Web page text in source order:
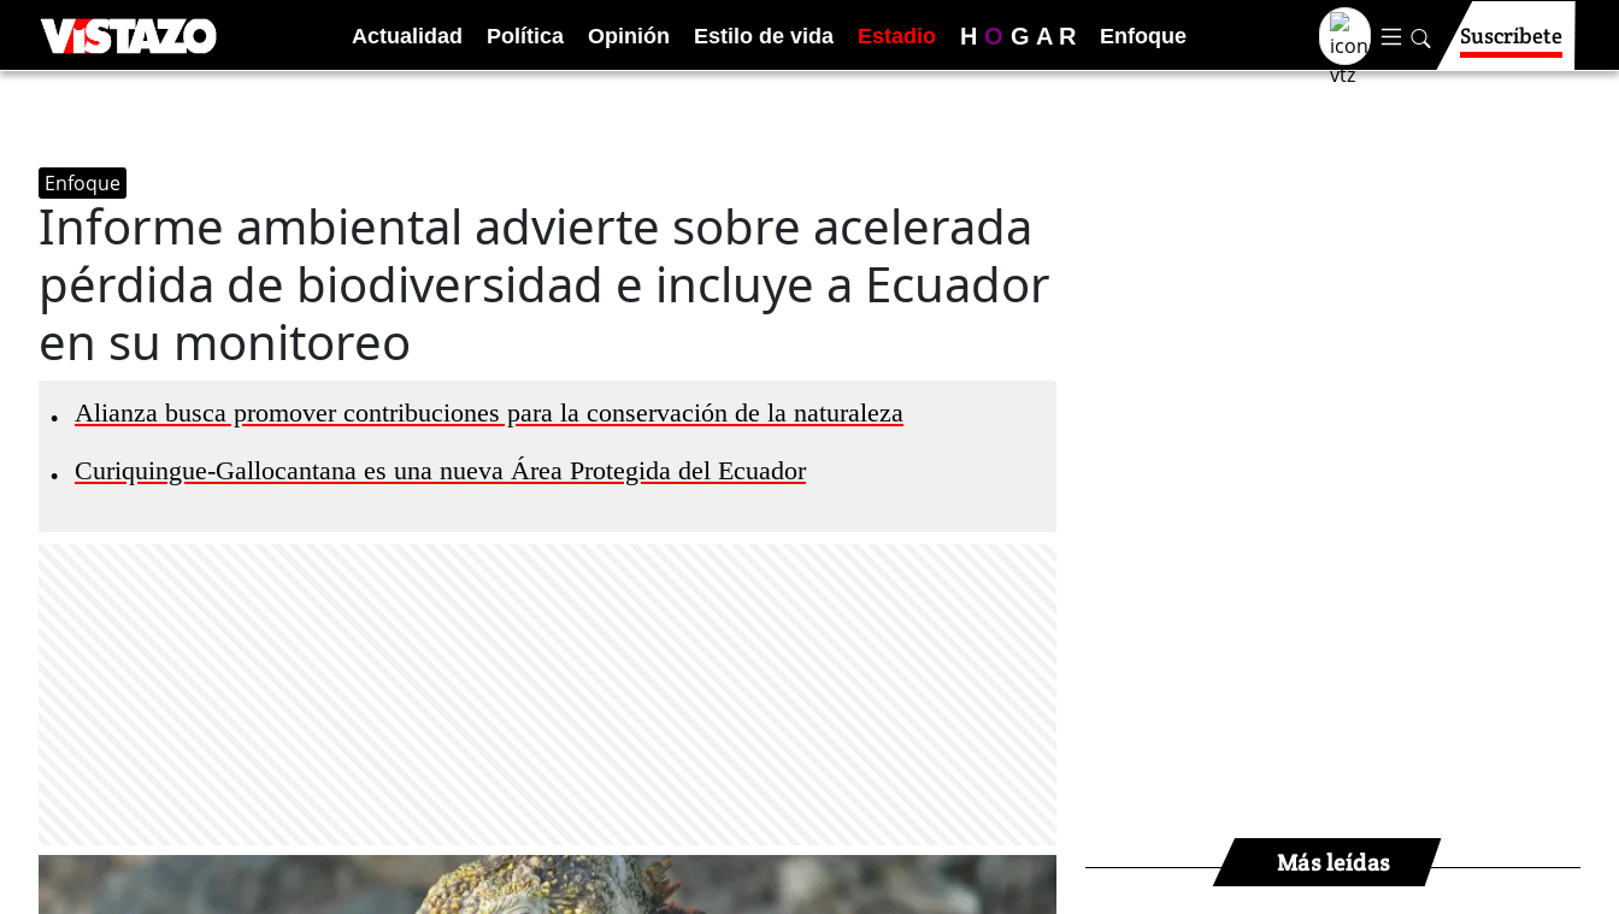
Actualidad Política Opinión Estilo de vida Estadio H O G A R Enfoque Suscríbete
Enfoque
Informe ambiental advierte sobre acelerada
pérdida de biodiversidad e incluye a Ecuador
en su monitoreo
• Alianza busca promover contribuciones para la conservación de la naturaleza
• Curiquingue-Gallocantana es una nueva Área Protegida del Ecuador
Más leídas